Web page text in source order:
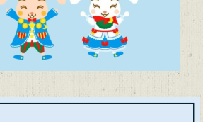
なし」
お知らせ
展「教科書で出会う童話と絵本展」（7/